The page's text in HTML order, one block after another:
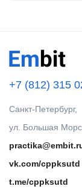
+7 (812) 315
Санкт-Петербург,
ул. Большая
vk.com/cppksutd
t.me/cppksutd